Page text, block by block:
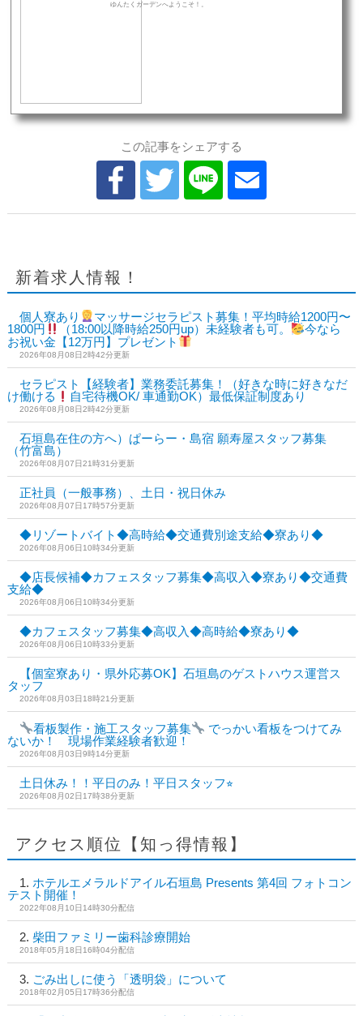
ゆんたくガーデンへようこそ！。
この記事をシェアする
新着求人情報！
個人寮あり
マッサージセラピスト募集！平均時給1200円〜
1800円
（18:00以降時給250円up）未経験者も可。
今なら
お祝い金【12万円】プレゼント
2026年08月08日2時42分更新
セラピスト【経験者】業務委託募集！（好きな時に好きなだ
け働ける
自宅待機OK/ 車通勤OK）最低保証制度あり
2026年08月08日2時42分更新
石垣島在住の方へ）ぱーらー・島宿 願寿屋スタッフ募集
（竹富島）
2026年08月07日21時31分更新
正社員（一般事務）、土日・祝日休み
2026年08月07日17時57分更新
◆リゾートバイト◆高時給◆交通費別途支給◆寮あり◆
2026年08月06日10時34分更新
◆店長候補◆カフェスタッフ募集◆高収入◆寮あり◆交通費
支給◆
2026年08月06日10時34分更新
◆カフェスタッフ募集◆高収入◆高時給◆寮あり◆
2026年08月06日10時33分更新
【個室寮あり・県外応募OK】石垣島のゲストハウス運営ス
タッフ
2026年08月03日18時21分更新
看板製作・施工スタッフ募集
でっかい看板をつけてみ
ないか！ 現場作業経験者歓迎！
2026年08月03日9時14分更新
土日休み！！平日のみ！平日スタッフ⭐︎
2026年08月02日17時38分更新
アクセス順位【知っ得情報】
ホテルエメラルドアイル石垣島 Presents 第4回 フォトコン
テスト開催！
2022年08月10日14時30分配信
柴田ファミリー歯科診療開始
2018年05月18日16時04分配信
ごみ出しに使う「透明袋」について
2018年02月05日17時36分配信